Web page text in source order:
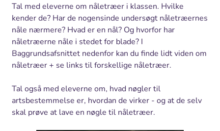
Tal med eleverne om nåletræer i klassen. Hvilke
kender de? Har de nogensinde undersøgt nåletræernes
nåle nærmere? Hvad er en nål? Og hvorfor har
nåletræerne nåle i stedet for blade? I
Baggrundsafsnittet nedenfor kan du finde lidt viden om
nåletræer + se links til forskellige nåletræer.
Tal også med eleverne om, hvad nøgler til
artsbestemmelse er, hvordan de virker - og at de selv
skal prøve at lave en nøgle til nåletræer.